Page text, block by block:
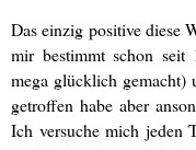
Das einzig positive diese
mir bestimmt schon seit
mega glücklich gemacht)
getroffen habe aber
Ich versuche mich jeden